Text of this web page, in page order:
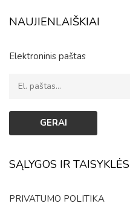
NAUJIENLAIŠKIAI
Elektroninis paštas
SĄLYGOS IR TAISYKLĖS
PRIVATUMO POLITIKA